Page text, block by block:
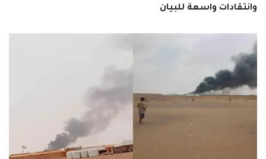
وانتقادات واسعة للبيان